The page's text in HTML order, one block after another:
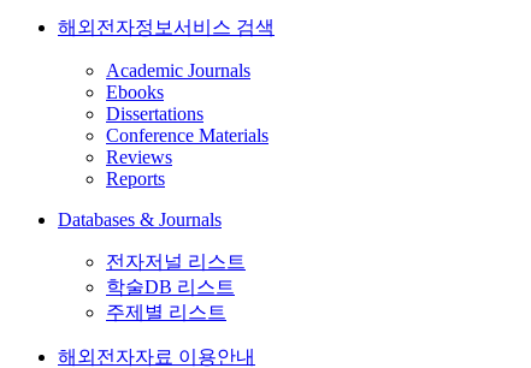
해외전자정보서비스 검색
Academic Journals
Ebooks
Dissertations
Conference Materials
Reviews
Reports
Databases & Journals
전자저널 리스트
학술DB 리스트
주제별 리스트
해외전자자료 이용안내